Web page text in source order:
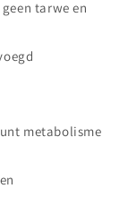
tarwe en
metabolisme